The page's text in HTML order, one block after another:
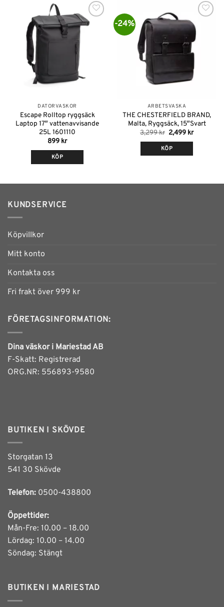
Lägg till i
önskelistan
DATORVÄSKOR
Escape Rolltop ryggsäck
Laptop 17″ vattenavvisande
25L 1601110
899 kr
KÖP
har
produktsidan
-24%
Lägg till i
önskelistan
ARBETSVÄSKA
THE CHESTERFIELD BRAND,
Malta, Ryggsäck, 15″Svart
3,299kr Det
priset
var:
3,299 kr.
2,499 krDet
KÖP
KUNDSERVICE
Köpvillkor
Mitt konto
Kontakta oss
Fri frakt över 999 kr
FÖRETAGSINFORMATION:
Dina väskor i Mariestad AB
F-Skatt: Registrerad
ORG.NR: 556893-9580
BUTIKEN I SKÖVDE
Storgatan 13
541 30 Skövde
Telefon: 0500-438800
Öppettider:
Mån-Fre: 10.00 – 18.00
Lördag: 10.00 – 14.00
Söndag: Stängt
BUTIKEN I MARIESTAD